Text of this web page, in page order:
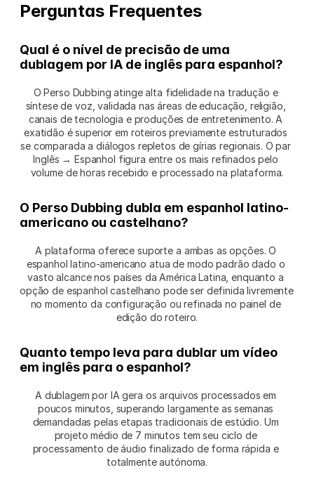
Perguntas Frequentes
Qual é o nível de precisão de uma
dublagem por IA de inglês para espanhol?
O Perso Dubbing atinge alta fidelidade na tradução e
síntese de voz, validada nas áreas de educação, religião,
canais de tecnologia e produções de entretenimento. A
exatidão é superior em roteiros previamente estruturados
se comparada a diálogos repletos de gírias regionais. O par
Inglês → Espanhol figura entre os mais refinados pelo
volume de horas recebido e processado na plataforma.
O Perso Dubbing dubla em espanhol latino-
americano ou castelhano?
A plataforma oferece suporte a ambas as opções. O
espanhol latino-americano atua de modo padrão dado o
vasto alcance nos países da América Latina, enquanto a
opção de espanhol castelhano pode ser definida livremente
no momento da configuração ou refinada no painel de
edição do roteiro.
Quanto tempo leva para dublar um vídeo
em inglês para o espanhol?
A dublagem por IA gera os arquivos processados em
poucos minutos, superando largamente as semanas
demandadas pelas etapas tradicionais de estúdio. Um
projeto médio de 7 minutos tem seu ciclo de
processamento de áudio finalizado de forma rápida e
totalmente autónoma.